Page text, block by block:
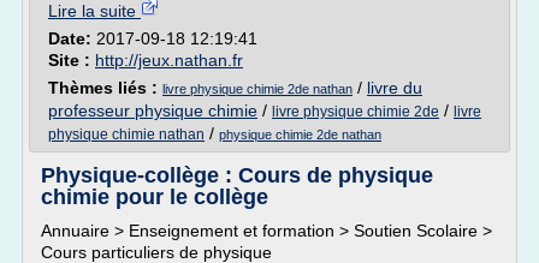
Lire la suite
Date: 2017-09-18 12:19:41
Site : http://jeux.nathan.fr
Thèmes liés : livre physique chimie 2de nathan / livre du
professeur physique chimie / livre physique chimie 2de / livre
physique chimie nathan / physique chimie 2de nathan
Physique-collège : Cours de physique
chimie pour le collège
Annuaire > Enseignement et formation > Soutien Scolaire >
Cours particuliers de physique